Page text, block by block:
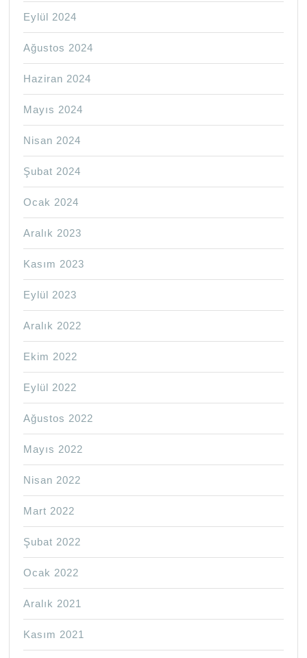
Eylül 2024
Ağustos 2024
Haziran 2024
Mayıs 2024
Nisan 2024
Şubat 2024
Ocak 2024
Aralık 2023
Kasım 2023
Eylül 2023
Aralık 2022
Ekim 2022
Eylül 2022
Ağustos 2022
Mayıs 2022
Nisan 2022
Mart 2022
Şubat 2022
Ocak 2022
Aralık 2021
Kasım 2021